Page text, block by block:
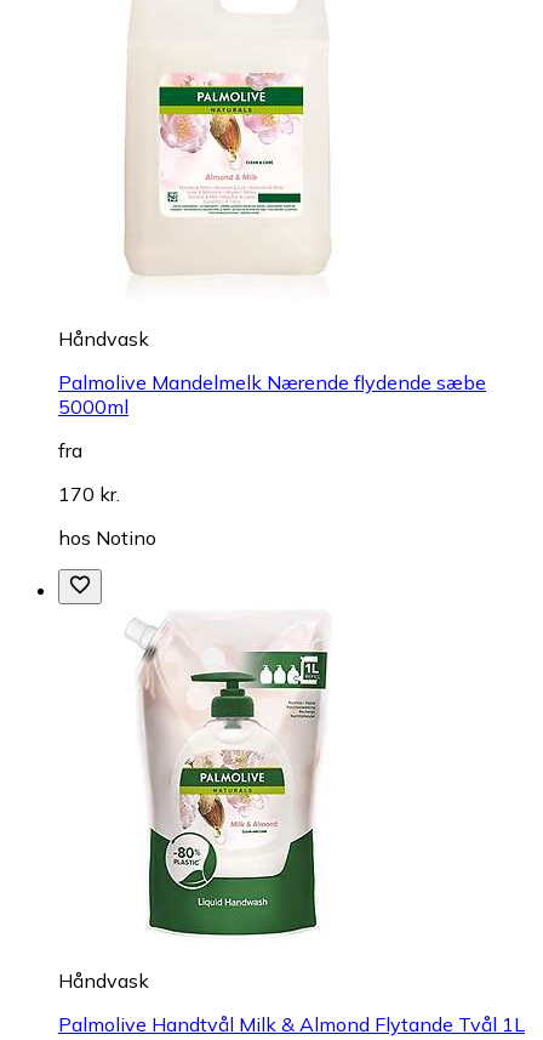
Håndvask
Palmolive Mandelmelk Nærende flydende sæbe
5000ml
fra
170 kr.
hos Notino
Håndvask
Palmolive Handtvål Milk & Almond Flytande Tvål 1L